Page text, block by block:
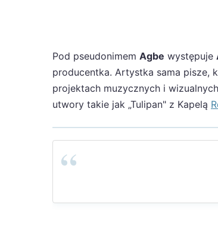
Pod pseudonimem Agbe występuje
producentka. Artystka sama pisze,
projektach muzycznych i
utwory takie jak „Tulipan" z Kapelą